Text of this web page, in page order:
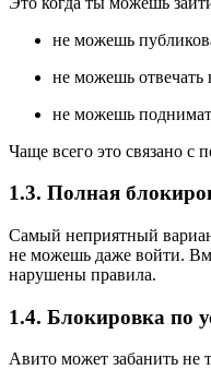
не можешь
не можешь отвечать
не можешь
Чаще всего это связано с
1.3. Полная
Самый неприятный
не можешь даже войти.
нарушены правила.
1.4. Блокировка по
Авито может забанить не